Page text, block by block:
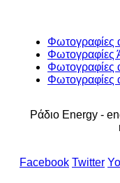
Φωτογραφίες
Φωτογραφίες
Φωτογραφίες
Φωτογραφίες
Ράδιο Energy -
Facebook Twitter